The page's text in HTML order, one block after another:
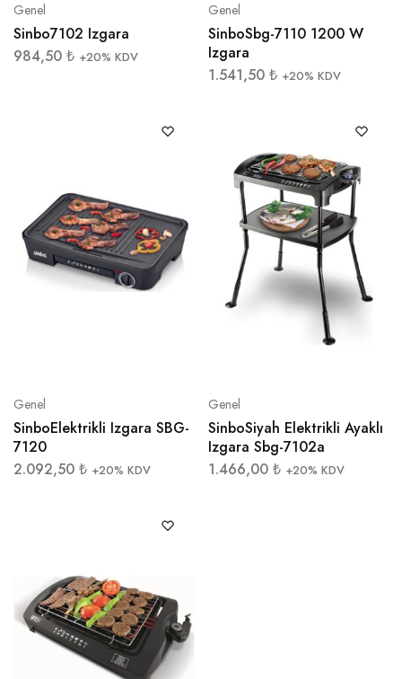
Genel
Sinbo7102 Izgara
984,50 ₺ +20% KDV
Genel
SinboSbg-7110 1200 W
Izgara
1.541,50 ₺ +20% KDV
Genel
SinboElektrikli Izgara SBG-
7120
2.092,50 ₺ +20% KDV
Genel
SinboSiyah Elektrikli Ayaklı
Izgara Sbg-7102a
1.466,00 ₺ +20% KDV